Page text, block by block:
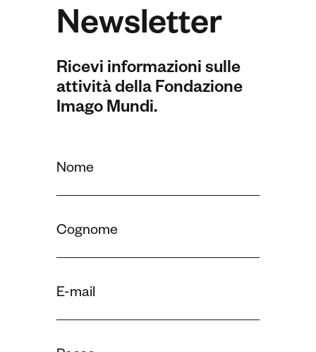
Newsletter
Ricevi informazioni sulle
attività della Fondazione
Imago Mundi.